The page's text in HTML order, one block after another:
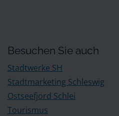
Besuchen Sie auch
Stadtwerke SH
Stadtmarketing Schleswig
Ostseefjord Schlei
Tourismus